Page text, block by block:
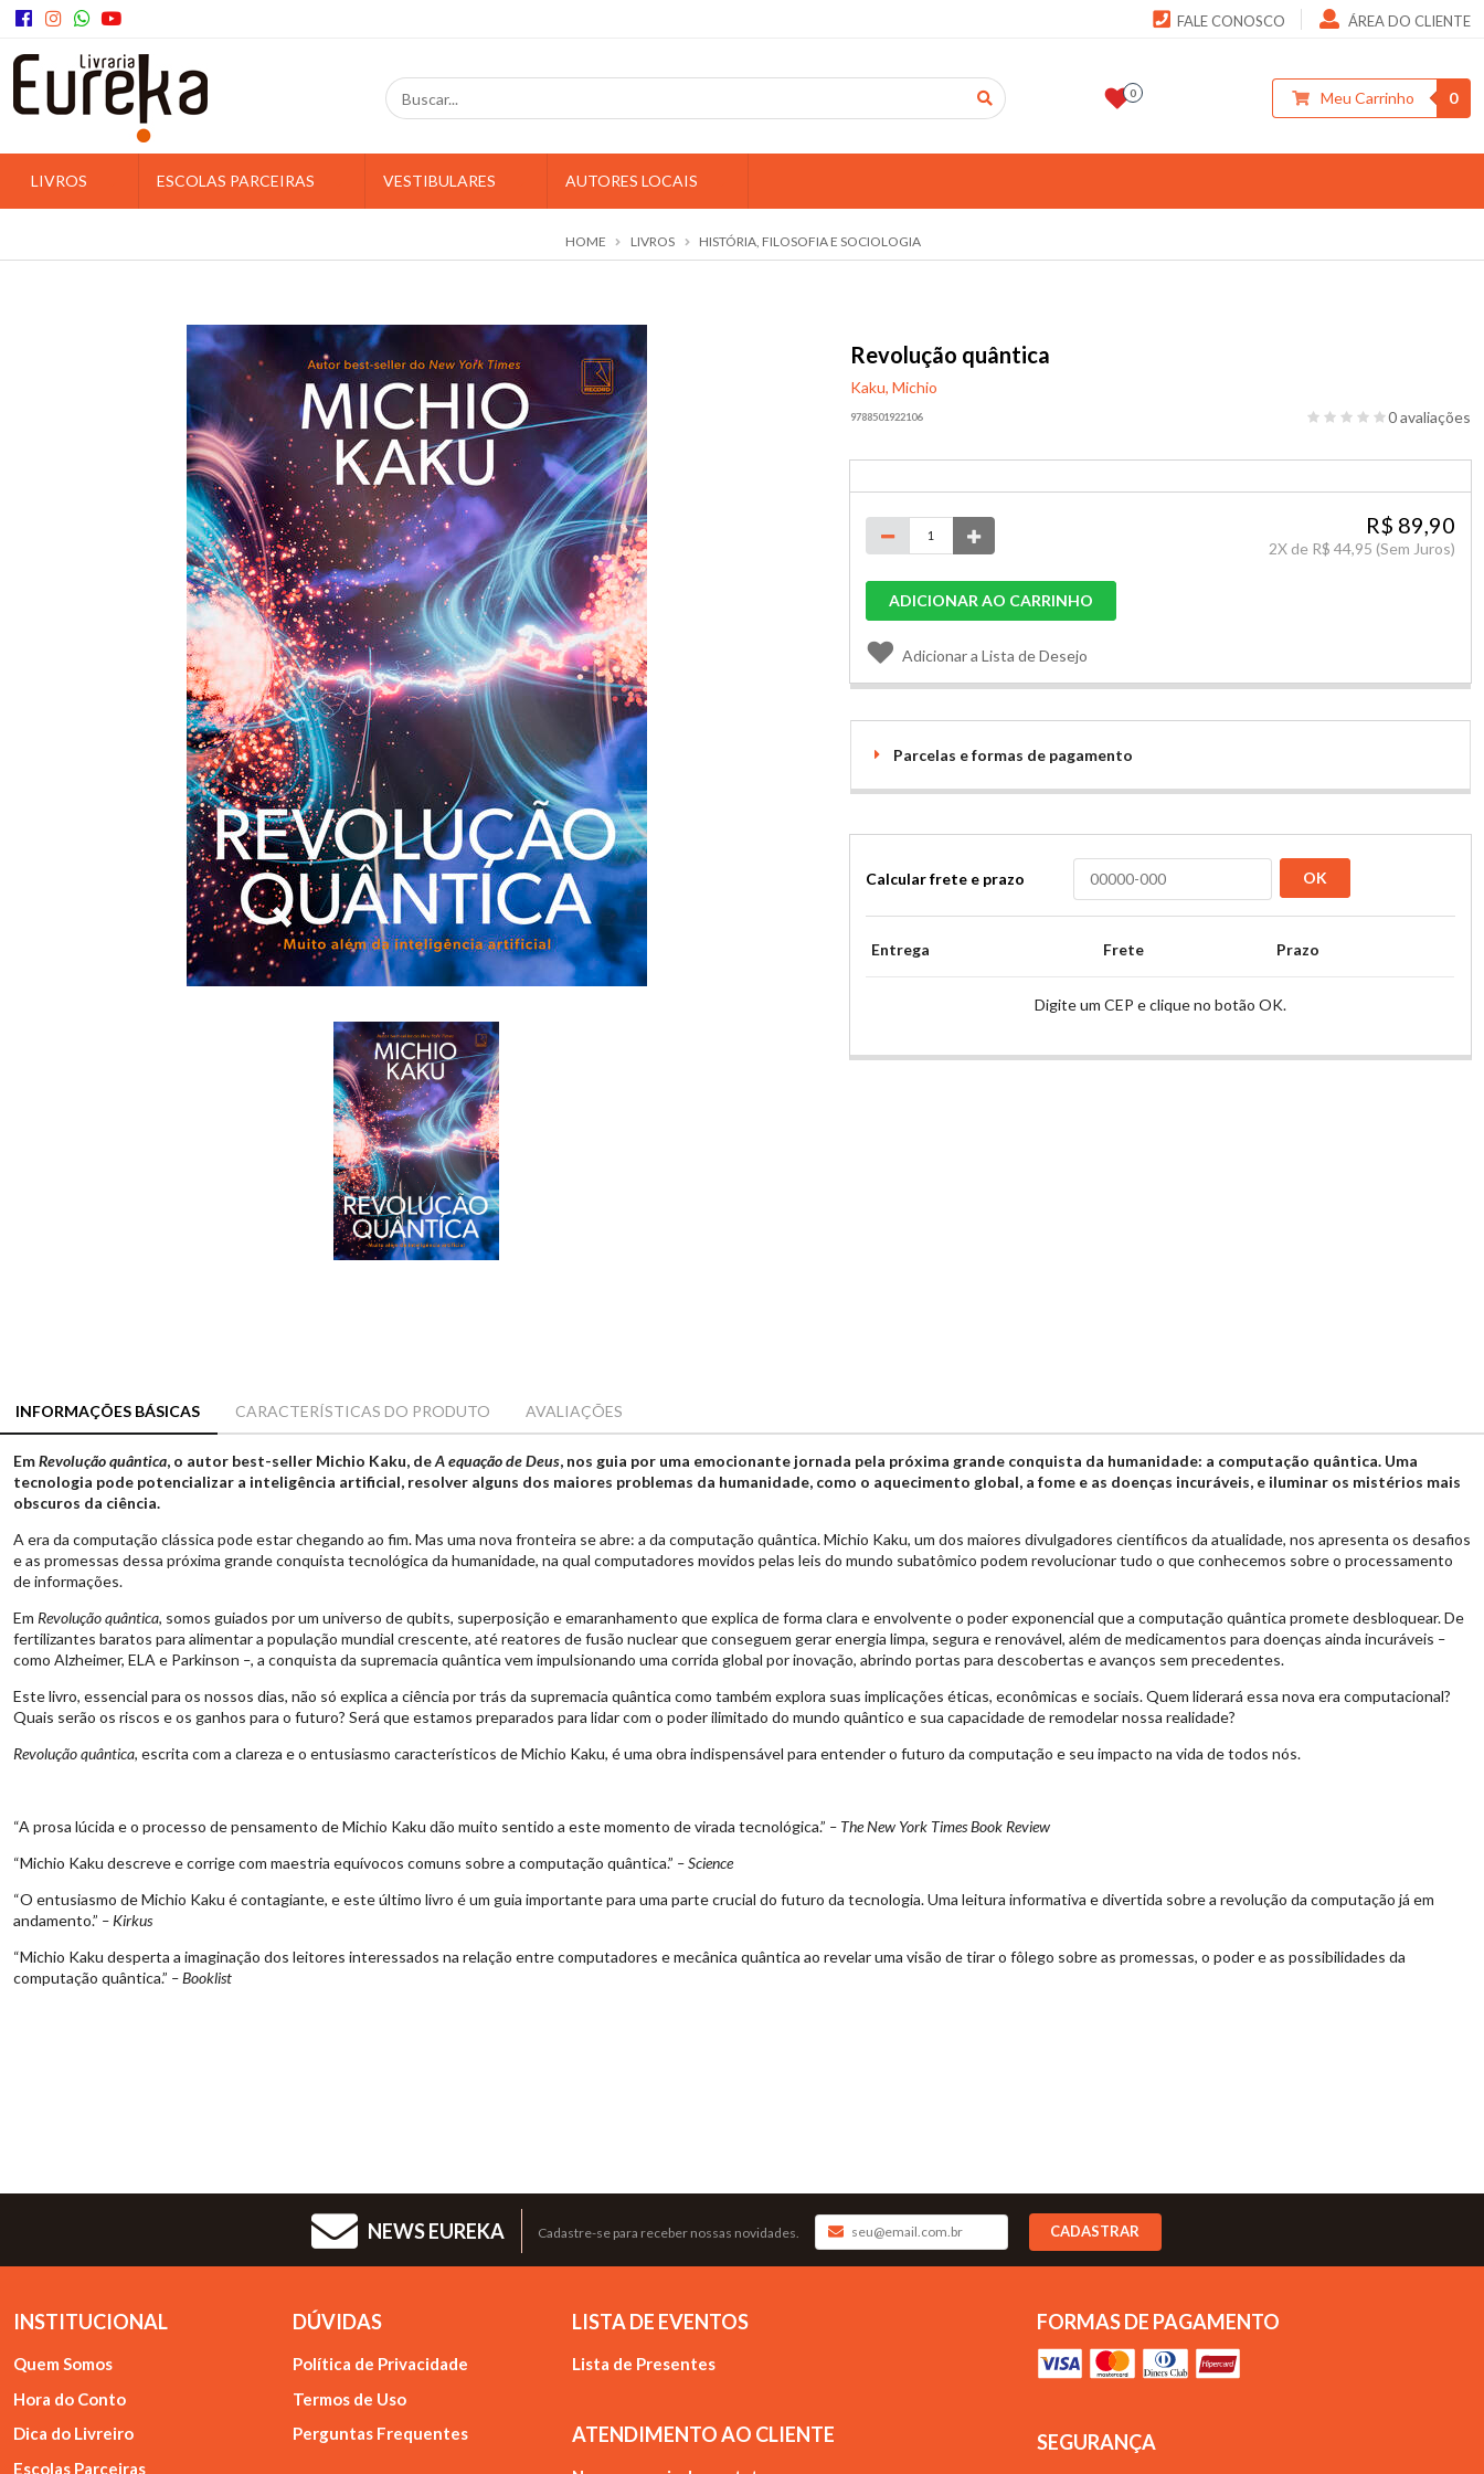
FALE CONOSCO ÁREA DO CLIENTE
0 Meu Carrinho 0
LIVROS ESCOLAS PARCEIRAS VESTIBULARES AUTORES LOCAIS
HOME LIVROS HISTÓRIA, FILOSOFIA E SOCIOLOGIA
Revolução quântica
Kaku, Michio
9788501922106 0 avaliações
R$ 89,90
2X de R$ 44,95 (Sem Juros)
ADICIONAR AO CARRINHO
Adicionar a Lista de Desejo
Parcelas e formas de pagamento
Calcular frete e prazo OK
Entrega Frete Prazo
Digite um CEP e clique no botão OK.
INFORMAÇÕES BÁSICAS CARACTERÍSTICAS DO PRODUTO AVALIAÇÕES
EmRevolução quântica, o autor best-seller Michio Kaku, deA equação de Deus, nos guia por uma emocionante jornada pela próxima grande conquista da humanidade: a computação quântica. Uma
tecnologia pode potencializar a inteligência artificial, resolver alguns dos maiores problemas da humanidade, como o aquecimento global, a fome e as doenças incuráveis, e iluminar os mistérios mais
obscuros da ciência.
A era da computação clássica pode estar chegando ao fim. Mas uma nova fronteira se abre: a da computação quântica. Michio Kaku, um dos maiores divulgadores científicos da atualidade, nos apresenta os desafios
e as promessas dessa próxima grande conquista tecnológica da humanidade, na qual computadores movidos pelas leis do mundo subatômico podem revolucionar tudo o que conhecemos sobre o processamento
de informações.
Em Revolução quântica, somos guiados por um universo de qubits, superposição e emaranhamento que explica de forma clara e envolvente o poder exponencial que a computação quântica promete desbloquear. De
fertilizantes baratos para alimentar a população mundial crescente, até reatores de fusão nuclear que conseguem gerar energia limpa, segura e renovável, além de medicamentos para doenças ainda incuráveis –
como Alzheimer, ELA e Parkinson –, a conquista da supremacia quântica vem impulsionando uma corrida global por inovação, abrindo portas para descobertas e avanços sem precedentes.
Este livro, essencial para os nossos dias, não só explica a ciência por trás da supremacia quântica como também explora suas implicações éticas, econômicas e sociais. Quem liderará essa nova era computacional?
Quais serão os riscos e os ganhos para o futuro? Será que estamos preparados para lidar com o poder ilimitado do mundo quântico e sua capacidade de remodelar nossa realidade?
Revolução quântica, escrita com a clareza e o entusiasmo característicos de Michio Kaku, é uma obra indispensável para entender o futuro da computação e seu impacto na vida de todos nós.
“A prosa lúcida e o processo de pensamento de Michio Kaku dão muito sentido a este momento de virada tecnológica.” – The New York Times Book Review
“Michio Kaku descreve e corrige com maestria equívocos comuns sobre a computação quântica.” – Science
“O entusiasmo de Michio Kaku é contagiante, e este último livro é um guia importante para uma parte crucial do futuro da tecnologia. Uma leitura informativa e divertida sobre a revolução da computação já em
andamento.” – Kirkus
“Michio Kaku desperta a imaginação dos leitores interessados na relação entre computadores e mecânica quântica ao revelar uma visão de tirar o fôlego sobre as promessas, o poder e as possibilidades da
computação quântica.” – Booklist
NEWS EUREKA Cadastre-se para receber nossas novidades. CADASTRAR
INSTITUCIONAL
Quem Somos
Hora do Conto
Dica do Livreiro
Escolas Parceiras
DÚVIDAS
Política de Privacidade
Termos de Uso
Perguntas Frequentes
LISTA DE EVENTOS
Lista de Presentes
ATENDIMENTO AO CLIENTE
FORMAS DE PAGAMENTO
SEGURANÇA